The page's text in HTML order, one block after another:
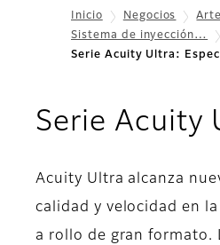
Inicio Negocios
Sistema de inyección…
Serie Acuity Ultra:
Serie Acuity
Acuity Ultra alcanza
calidad y velocidad en
a rollo de gran formato.